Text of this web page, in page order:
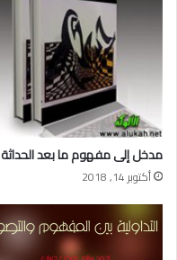
مدخل إلى مفهوم ما بعد الحداثة
أكتوبر 14, 2018